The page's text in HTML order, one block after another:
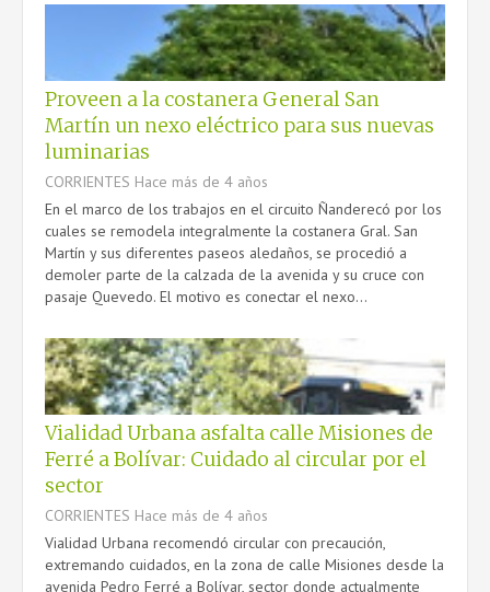
CONTACTO
Proveen a la costanera General San
Martín un nexo eléctrico para sus nuevas
luminarias
CORRIENTES Hace más de 4 años
En el marco de los trabajos en el circuito Ñanderecó por los
cuales se remodela integralmente la costanera Gral. San
Martín y sus diferentes paseos aledaños, se procedió a
demoler parte de la calzada de la avenida y su cruce con
pasaje Quevedo. El motivo es conectar el nexo...
Vialidad Urbana asfalta calle Misiones de
Ferré a Bolívar: Cuidado al circular por el
sector
CORRIENTES Hace más de 4 años
Vialidad Urbana recomendó circular con precaución,
extremando cuidados, en la zona de calle Misiones desde la
avenida Pedro Ferré a Bolívar, sector donde actualmente